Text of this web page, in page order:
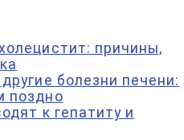
причины,
болезни печени:
поздно
к гепатиту и